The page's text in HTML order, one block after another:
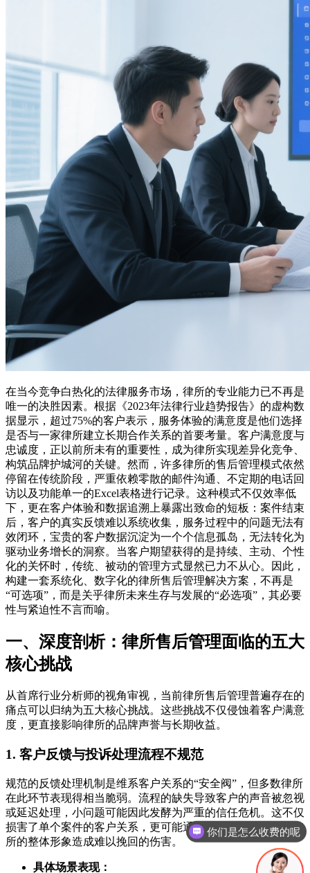
在当今竞争白热化的法律服务市场，律所的专业能力已不再是
唯一的决胜因素。根据《2023年法律行业趋势报告》的虚构数
据显示，超过75%的客户表示，服务体验的满意度是他们选择
是否与一家律所建立长期合作关系的首要考量。客户满意度与
忠诚度，正以前所未有的重要性，成为律所实现差异化竞争、
构筑品牌护城河的关键。然而，许多律所的售后管理模式依然
停留在传统阶段，严重依赖零散的邮件沟通、不定期的电话回
访以及功能单一的Excel表格进行记录。这种模式不仅效率低
下，更在客户体验和数据追溯上暴露出致命的短板：案件结束
后，客户的真实反馈难以系统收集，服务过程中的问题无法有
效闭环，宝贵的客户数据沉淀为一个个信息孤岛，无法转化为
驱动业务增长的洞察。当客户期望获得的是持续、主动、个性
化的关怀时，传统、被动的管理方式显然已力不从心。因此，
构建一套系统化、数字化的律所售后管理解决方案，不再是
“可选项”，而是关乎律所未来生存与发展的“必选项”，其必要
性与紧迫性不言而喻。
一、深度剖析：律所售后管理面临的五大
核心挑战
从首席行业分析师的视角审视，当前律所售后管理普遍存在的
痛点可以归纳为五大核心挑战。这些挑战不仅侵蚀着客户满意
度，更直接影响律所的品牌声誉与长期收益。
1. 客户反馈与投诉处理流程不规范
规范的反馈处理机制是维系客户关系的“安全阀”，但多数律所
在此环节表现得相当脆弱。流程的缺失导致客户的声音被忽视
或延迟处理，小问题可能因此发酵为严重的信任危机。这不仅
损害了单个案件的客户关系，更可能通过负面口碑传播，对律
所的整体形象造成难以挽回的伤害。
具体场景表现：
现在有优惠活动吗